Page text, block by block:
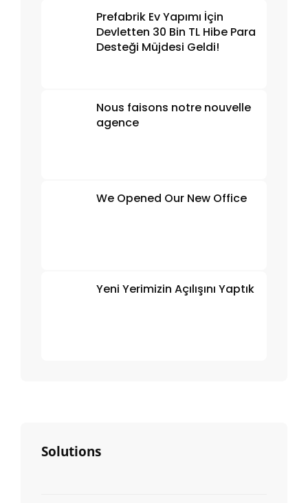
Prefabrik Ev Yapımı İçin
Devletten 30 Bin TL Hibe Para
Desteği Müjdesi Geldi!
Nous faisons notre nouvelle
agence
We Opened Our New Office
Yeni Yerimizin Açılışını Yaptık
Solutions